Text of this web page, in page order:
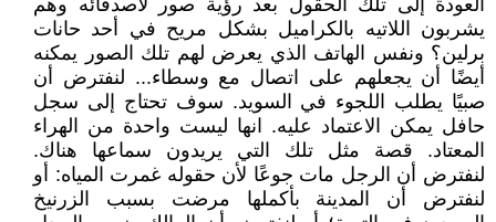
العودة إلى تلك الحقول بعد رؤية صور لأصدقائه وهم
يشربون اللاتيه بالكراميل بشكل مريح في أحد حانات
برلين؟ ونفس الهاتف الذي يعرض لهم تلك الصور يمكنه
أيضًا أن يجعلهم على اتصال مع وسطاء... لنفترض أن
صبيًا يطلب اللجوء في السويد. سوف تحتاج إلى سجل
حافل يمكن الاعتماد عليه. انها ليست واحدة من الهراء
المعتاد. قصة مثل تلك التي يريدون سماعها هناك.
لنفترض أن الرجل مات جوعًا لأن حقوله غمرت المياه: أو
لنفترض أن المدينة بأكملها مرضت بسبب الزرنيخ